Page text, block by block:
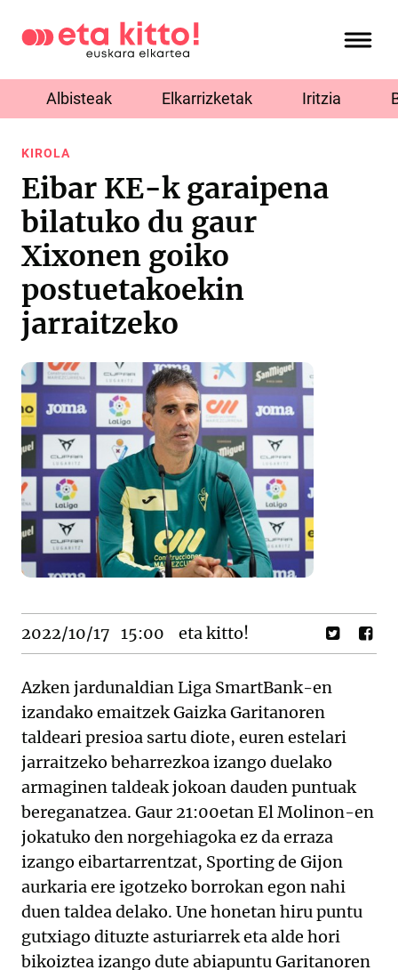
Albisteak Elkarrizketak Iritzia
KIROLA
Eibar KE-k garaipena
bilatuko du gaur
Xixonen goiko
postuetakoekin
jarraitzeko
2022/10/17 15:00 eta kitto!
Azken jardunaldian Liga SmartBank-en
izandako emaitzek Gaizka Garitanoren
taldeari presioa sartu diote, euren estelari
jarraitzeko beharrezkoa izango duelako
armaginen taldeak jokoan dauden puntuak
bereganatzea. Gaur 21:00etan El Molinon-en
jokatuko den norgehiagoka ez da erraza
izango eibartarrentzat, Sporting de Gijon
aurkaria ere igotzeko borrokan egon nahi
duen taldea delako. Une honetan hiru puntu
gutxiago dituzte asturiarrek eta alde hori
bikoiztea izango dute abiapuntu Garitanoren